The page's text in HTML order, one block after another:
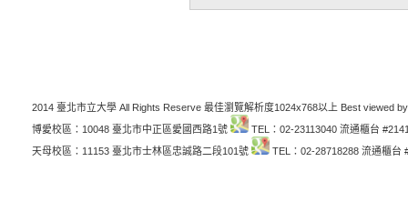
2014 臺北市立大學 All Rights Reserve 最佳瀏覽解析度1024x768以上 Best viewed
博愛校區：10048 臺北市中正區愛國西路1號
TEL：02-23113040 流通櫃台
天母校區：11153 臺北市士林區忠誠路二段101號
TEL：02-28718288 流通櫃台